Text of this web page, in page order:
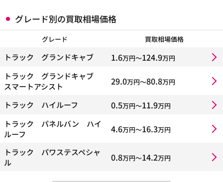
グレード別の買取相場価格
グレード 買取相場価格
トラック グランドキャブ 1.6万円〜124.9万円
トラック グランドキャブ
スマートアシスト
29.0万円〜80.8万円
トラック ハイルーフ 0.5万円〜11.9万円
トラック パネルバン ハイ
ルーフ
4.6万円〜16.3万円
トラック パワステスペシャ
ル
0.8万円〜14.2万円